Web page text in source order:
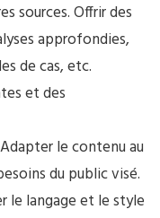
sources. Offrir des
approfondies,
de cas, etc.
et des
Adapter le contenu au
du public visé.
le langage et le style